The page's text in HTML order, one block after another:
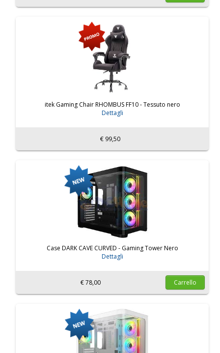
itek Gaming Chair RHOMBUS FF10 - Tessuto nero
Dettagli
€ 99,50
Case DARK CAVE CURVED - Gaming Tower Nero
Dettagli
€ 78,00 Carrello